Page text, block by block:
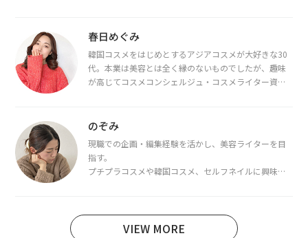
春日めぐみ
韓国コスメをはじめとするアジアコスメが大好きな30
代。本業は美容とは全く縁のないものでしたが、趣味
が高じてコスメコンシェルジュ・コスメライター資格
断・骨格診断によるイメージコンサルティングも行っ
のぞみ
現職での企画・編集経験を活かし、美容ライターを目
指す。
プチプラコスメや韓国コスメ、セルフネイルに興味が
日本化粧品検定1級保有。
VIEW MORE